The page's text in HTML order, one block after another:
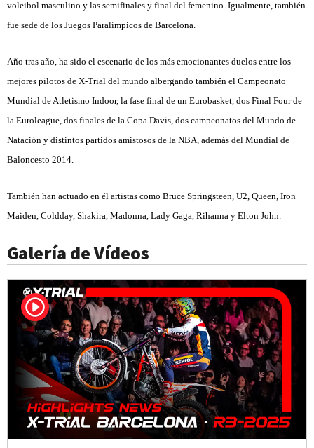
voleibol masculino y las semifinales y final del femenino. Igualmente, también
fue sede de los Juegos Paralímpicos de Barcelona.
Año tras año, ha sido el escenario de los más emocionantes duelos entre los
mejores pilotos de X-Trial del mundo albergando también el Campeonato
Mundial de Atletismo Indoor, la fase final de un Eurobasket, dos Final Four de
la Euroleague, dos finales de la Copa Davis, dos campeonatos del Mundo de
Natación y distintos partidos amistosos de la NBA, además del Mundial de
Baloncesto 2014.
También han actuado en él artistas como Bruce Springsteen, U2, Queen, Iron
Maiden, Coldday, Shakira, Madonna, Lady Gaga, Rihanna y Elton John.
Galería de Vídeos